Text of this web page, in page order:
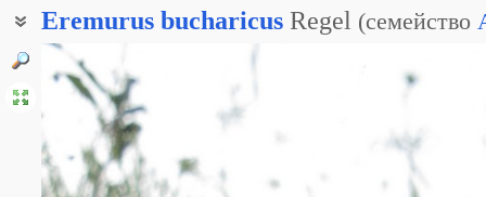
Eremurus bucharicus Regel (семейство
Ширяш бухарский